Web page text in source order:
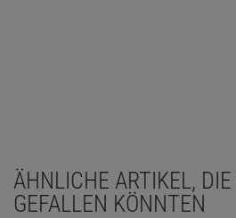
ÄHNLICHE ARTIKEL,
GEFALLEN KÖNNTEN